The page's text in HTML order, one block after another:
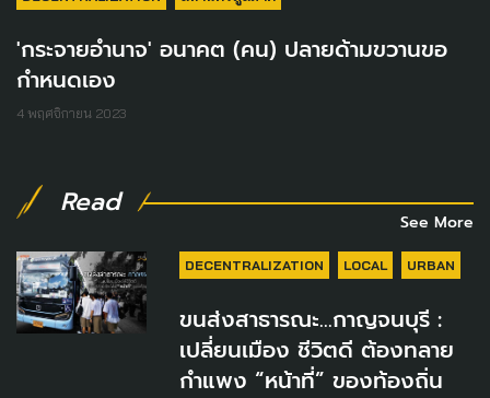
'กระจายอำนาจ' อนาคต (คน) ปลายด้ามขวานขอ
กำหนดเอง
4 พฤศจิกายน 2023
Read
See More
DECENTRALIZATION LOCAL URBAN
ขนส่งสาธารณะ...กาญจนบุรี :
เปลี่ยนเมือง ชีวิตดี ต้องทลาย
กำแพง “หน้าที่” ของท้องถิ่น